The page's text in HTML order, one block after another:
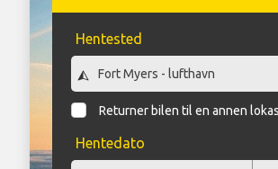
Hentested
Returner bilen til en annen
Hentedato